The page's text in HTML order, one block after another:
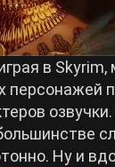
в
персонажей
Ну и